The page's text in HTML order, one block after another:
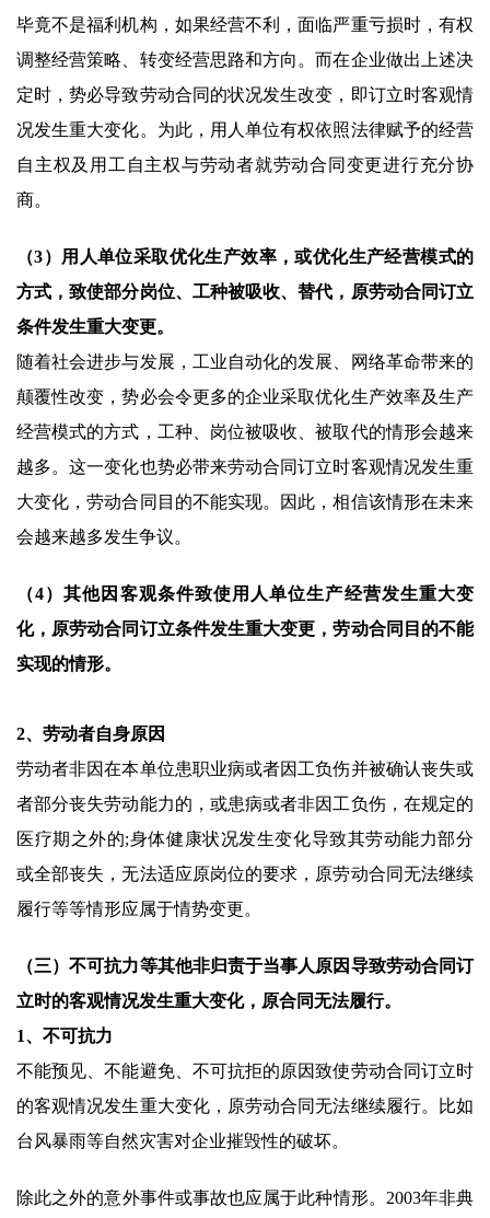
毕竟不是福利机构，如果经营不利，面临严重亏损时，有权
调整经营策略、转变经营思路和方向。而在企业做出上述决
定时，势必导致劳动合同的状况发生改变，即订立时客观情
况发生重大变化。为此，用人单位有权依照法律赋予的经营
自主权及用工自主权与劳动者就劳动合同变更进行充分协
商。
（3）用人单位采取优化生产效率，或优化生产经营模式的
方式，致使部分岗位、工种被吸收、替代，原劳动合同订立
条件发生重大变更。
随着社会进步与发展，工业自动化的发展、网络革命带来的
颠覆性改变，势必会令更多的企业采取优化生产效率及生产
经营模式的方式，工种、岗位被吸收、被取代的情形会越来
越多。这一变化也势必带来劳动合同订立时客观情况发生重
大变化，劳动合同目的不能实现。因此，相信该情形在未来
会越来越多发生争议。
（4）其他因客观条件致使用人单位生产经营发生重大变
化，原劳动合同订立条件发生重大变更，劳动合同目的不能
实现的情形。
2、劳动者自身原因
劳动者非因在本单位患职业病或者因工负伤并被确认丧失或
者部分丧失劳动能力的，或患病或者非因工负伤，在规定的
医疗期之外的;身体健康状况发生变化导致其劳动能力部分
或全部丧失，无法适应原岗位的要求，原劳动合同无法继续
履行等等情形应属于情势变更。
（三）不可抗力等其他非归责于当事人原因导致劳动合同订
立时的客观情况发生重大变化，原合同无法履行。
1、不可抗力
不能预见、不能避免、不可抗拒的原因致使劳动合同订立时
的客观情况发生重大变化，原劳动合同无法继续履行。比如
台风暴雨等自然灾害对企业摧毁性的破坏。
除此之外的意外事件或事故也应属于此种情形。2003年非典